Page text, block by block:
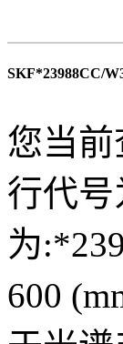
SKF*23988CC/
您当前
行代号
为
600